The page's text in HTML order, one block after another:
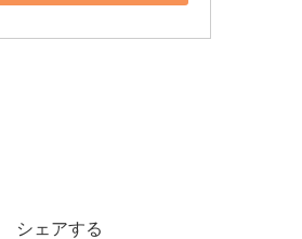
シェアする